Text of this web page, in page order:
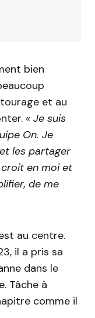
bien
et au
« Je suis
On. Je
les partager
en moi et
de me
au centre.
il a pris sa
dans le
Tâche à
comme il